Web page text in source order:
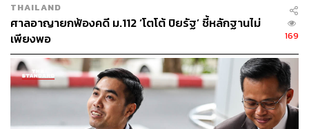
THAILAND
ศาลอาญายกฟ้องคดี ม.112 ‘โตโต้ ปิยรัฐ’ ชี้หลักฐานไม่
เพียงพอ
169